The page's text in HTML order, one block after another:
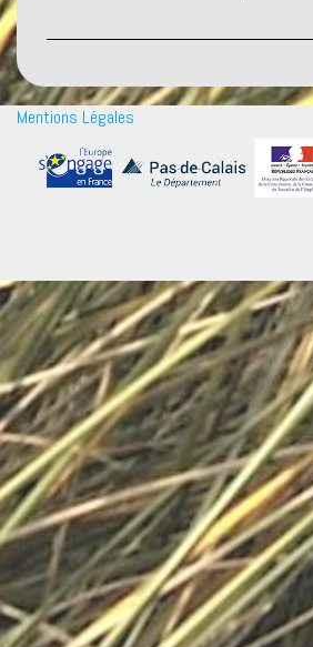
Mentions Légales